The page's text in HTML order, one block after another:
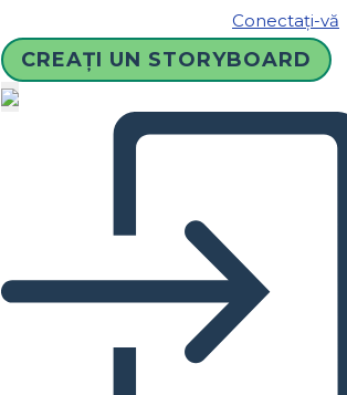
Conectați-vă
CREAȚI UN STORYBOARD